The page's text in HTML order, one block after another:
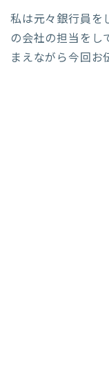
私は元々銀行員を
の会社の担当をし
まえながら今回お